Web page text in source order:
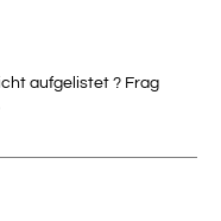
aufgelistet ? Frag